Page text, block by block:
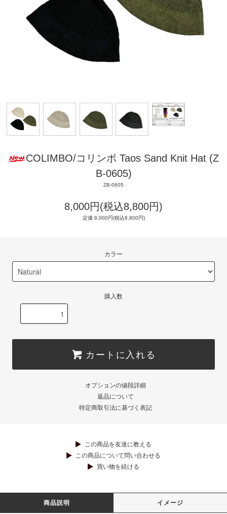
COLIMBO/コリンボ Taos Sand Knit Hat (Z
B-0605)
ZB-0605
8,000円(税込8,800円)
定価 8,000円(税込8,800円)
カラー
購入数
カートに入れる
オプションの値段詳細
返品について
特定商取引法に基づく表記
この商品を友達に教える
この商品について問い合わせる
買い物を続ける
商品説明 イメージ